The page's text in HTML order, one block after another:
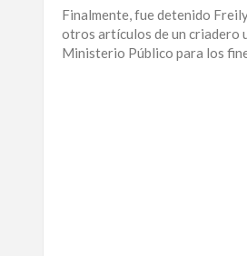
Finalmente, fue detenido
otros artículos de un criadero
Ministerio Público para los